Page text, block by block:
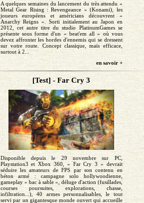
A quelques semaines du lancement du très attendu «
Metal Gear Rising : Revengeance » (Konami), les
joueurs européens et américians découvrent «
Anarchy Reigns ». Sorti initialement au Japon en
2012, cet autre titre du studio PlatinumGames se
présente sous forme d'un « beat'em all » où vous
devez affronter les hordes d'ennemis qui se dressent
sur votre route. Concept classique, mais efficace,
surtout à 2...
en savoir +
[Test] - Far Cry 3
Disponible depuis le 29 novembre sur PC,
Playstation3 et Xbox 360, « Far Cry 3 » devrait
séduire les amateurs de FPS par son contenu en
béton armé : campagne solo hollywoodienne,
gameplay « bac à sable », déluge d'action (fusillades,
courses poursuites, explorations, chasse,
infiltration...), 40 armes personnalisables, le tout
servi par un gigantesque monde ouvert qui accueille